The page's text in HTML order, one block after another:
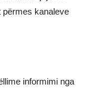
përmes kanaleve
informimi nga